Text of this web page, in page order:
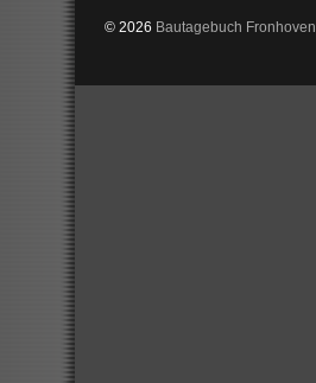
© 2026 Bautagebuch Fronhoven